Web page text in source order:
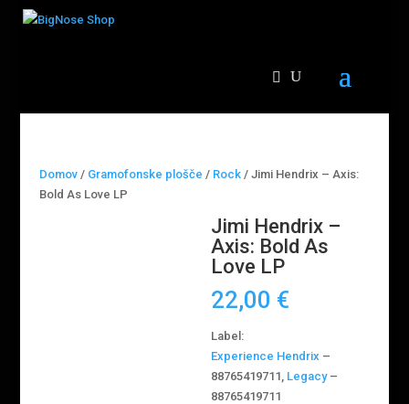
Domov/ Gramofonske plošče / Rock/ Jimi Hendrix – Axis:
Bold As Love LP
Jimi Hendrix –
Axis: Bold As
Love LP
22,00 €
Label:
Experience Hendrix ‎–
88765419711, Legacy‎–
88765419711